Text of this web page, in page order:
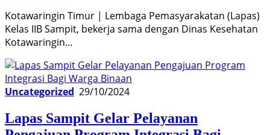
Kotawaringin Timur | Lembaga Pemasyarakatan (Lapas)
Kelas IIB Sampit, bekerja sama dengan Dinas Kesehatan
Kotawaringin…
Uncategorized 29/10/2024
Lapas Sampit Gelar Pelayanan